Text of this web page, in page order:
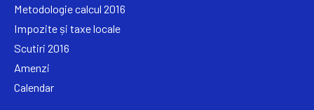
Metodologie calcul 2016
Impozite și taxe locale
Scutiri 2016
Amenzi
Calendar